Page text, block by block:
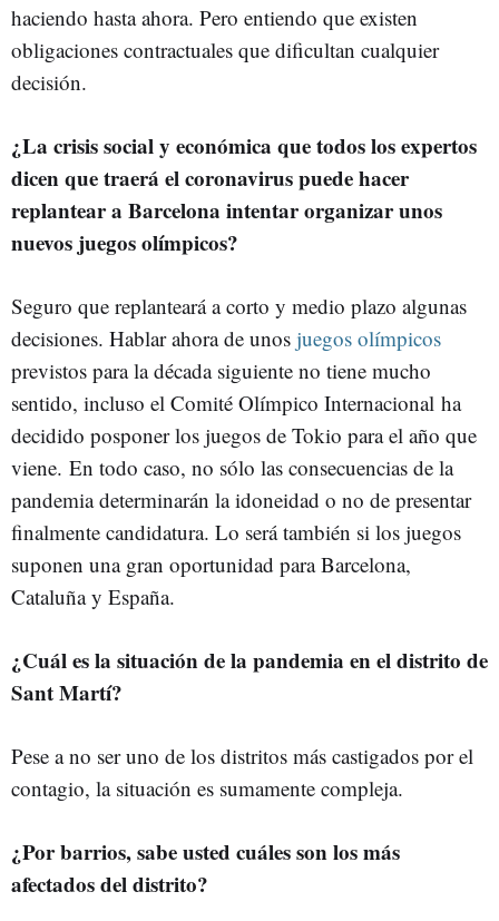
haciendo hasta ahora. Pero entiendo que existen
obligaciones contractuales que dificultan cualquier
decisión.
¿La crisis social y económica que todos los expertos
dicen que traerá el coronavirus puede hacer
replantear a Barcelona intentar organizar unos
nuevos juegos olímpicos?
Seguro que replanteará a corto y medio plazo algunas
decisiones. Hablar ahora de unos juegos olímpicos
previstos para la década siguiente no tiene mucho
sentido, incluso el Comité Olímpico Internacional ha
decidido posponer los juegos de Tokio para el año que
viene. En todo caso, no sólo las consecuencias de la
pandemia determinarán la idoneidad o no de presentar
finalmente candidatura. Lo será también si los juegos
suponen una gran oportunidad para Barcelona,
Cataluña y España.
¿Cuál es la situación de la pandemia en el distrito de
Sant Martí?
Pese a no ser uno de los distritos más castigados por el
contagio, la situación es sumamente compleja.
¿Por barrios, sabe usted cuáles son los más
afectados del distrito?